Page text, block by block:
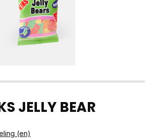
JELLY BEAR
(en)